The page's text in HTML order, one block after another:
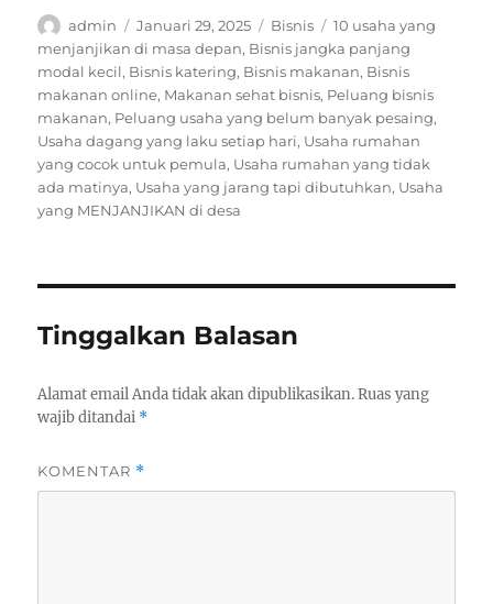
Author
admin
Posted
on
Januari 29, 2025 Categories
Bisnis Tags
10 usaha yang
menjanjikan di masa depan, Bisnis jangka panjang
modal kecil, Bisnis katering, Bisnis makanan, Bisnis
makanan online, Makanan sehat bisnis, Peluang bisnis
makanan, Peluang usaha yang belum banyak pesaing,
Usaha dagang yang laku setiap hari, Usaha rumahan
yang cocok untuk pemula, Usaha rumahan yang tidak
ada matinya, Usaha yang jarang tapi dibutuhkan, Usaha
yang MENJANJIKAN di desa
Tinggalkan Balasan
Alamat email Anda tidak akan dipublikasikan. Ruas yang
wajib ditandai *
KOMENTAR *